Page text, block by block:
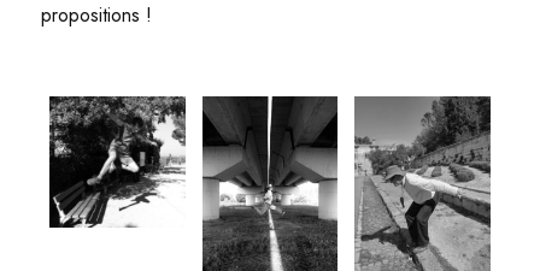
propositions !